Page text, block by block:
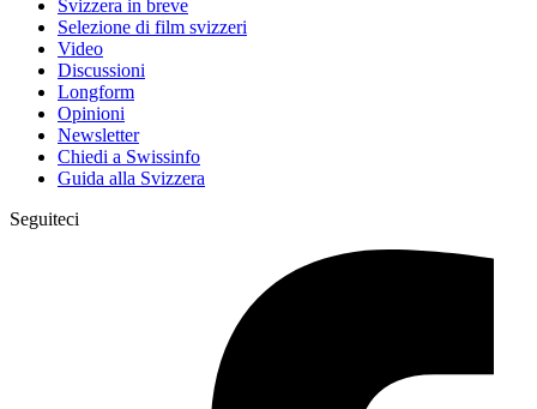
Svizzera in breve
Selezione di film svizzeri
Video
Discussioni
Longform
Opinioni
Newsletter
Chiedi a Swissinfo
Guida alla Svizzera
Seguiteci